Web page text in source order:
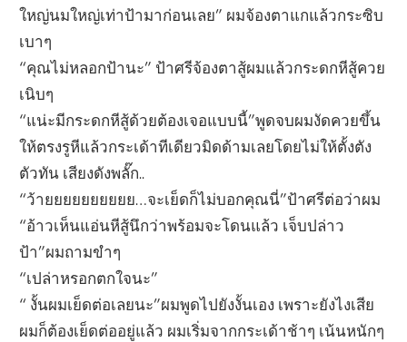
ใหญ่นมใหญ่เท่าป้ามาก่อนเลย” ผมจ้องตาแกแล้วกระซิบ
เบาๆ
“คุณไม่หลอกป้านะ” ป้าศรีจ้องตาสู้ผมแล้วกระดกหีสู้ควย
เนิบๆ
“แน่ะมีกระดกหีสู้ด้วยต้องเจอแบบนี้”พูดจบผมงัดควยขึ้น
ให้ตรงรูหีแล้วกระเด้าทีเดียวมิดด้ามเลยโดยไม่ให้ตั้งตัง
ตัวทัน เสียงดังพลั๊ก..
“ว้ายยยยยยยยยย…จะเย็ดก็ไม่บอกคุณนี่”ป้าศรีต่อว่าผม
“อ้าวเห็นแอ่นหีสู้นึกว่าพร้อมจะโดนแล้ว เจ็บปล่าว
ป้า”ผมถามขำๆ
“เปล่าหรอกตกใจนะ”
“ งั้นผมเย็ดต่อเลยนะ”ผมพูดไปยังงั้นเอง เพราะยังไงเสีย
ผมก็ต้องเย็ดต่ออยู่แล้ว ผมเริ่มจากกระเด้าช้าๆ เน้นหนักๆ